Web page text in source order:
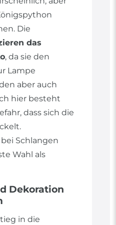
Die
das
, da sie den
Lampe
aber auch
hier besteht
dass sich die
Schlangen
Wahl als
Dekoration
in die